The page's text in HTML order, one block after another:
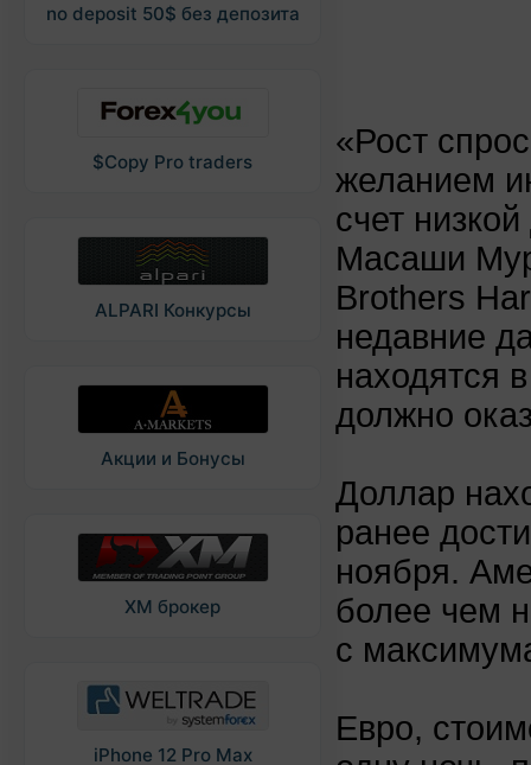
no deposit 50$ без депозита
$Copy Pro traders
ALPARI Конкурсы
Акции и Бонусы
XM брокер
iPhone 12 Pro Max
«Рост
желанием
счет
Масаши
Brothers
недавние
находятся
должно
Доллар
ранее
ноября.
более чем
с
Евро,